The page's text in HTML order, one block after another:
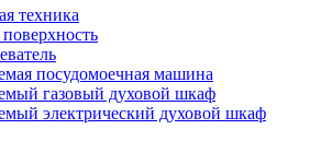
техника
посудомоечная машина
газовый духовой шкаф
электрический духовой шкаф